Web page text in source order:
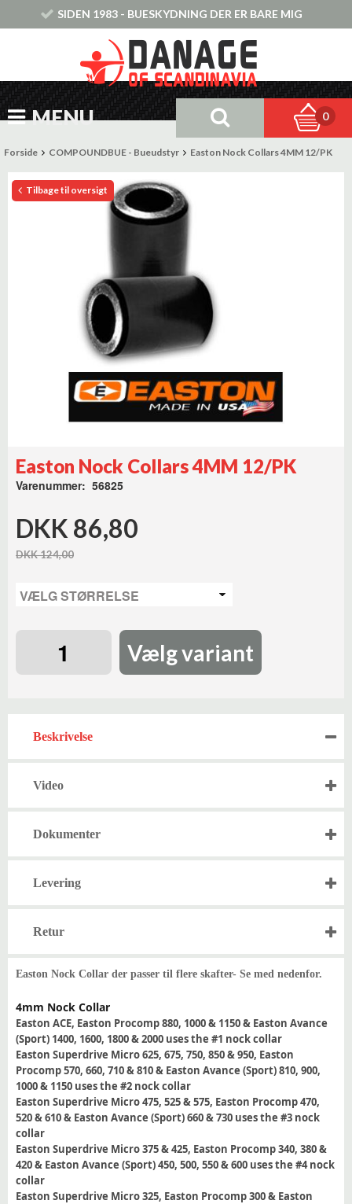
SIDEN 1983 - BUESKYDNING DER ER BARE MIG
MENU 0
Forside COMPOUNDBUE - Bueudstyr Easton Nock Collars 4MM 12/PK
Tilbage til oversigt
Easton Nock Collars 4MM 12/PK
Varenummer: 56825
DKK 86,80
DKK 124,00
Vælg variant
Beskrivelse
Video
Dokumenter
Levering
Retur
Easton Nock Collar der passer til flere skafter- Se med nedenfor.
4mm Nock Collar
Easton ACE, Easton Procomp 880, 1000 & 1150 & Easton Avance
(Sport) 1400, 1600, 1800 & 2000 uses the #1 nock collar
Easton Superdrive Micro 625, 675, 750, 850 & 950, Easton
Procomp 570, 660, 710 & 810 & Easton Avance (Sport) 810, 900,
1000 & 1150 uses the #2 nock collar
Easton Superdrive Micro 475, 525 & 575, Easton Procomp 470,
520 & 610 & Easton Avance (Sport) 660 & 730 uses the #3 nock
collar
Easton Superdrive Micro 375 & 425, Easton Procomp 340, 380 &
420 & Easton Avance (Sport) 450, 500, 550 & 600 uses the #4 nock
collar
Easton Superdrive Micro 325, Easton Procomp 300 & Easton